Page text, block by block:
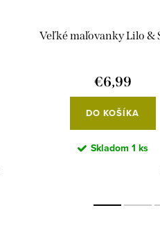
Veľké maľovanky Lilo &
€6,99
DO KOŠÍKA
Skladom 1 ks